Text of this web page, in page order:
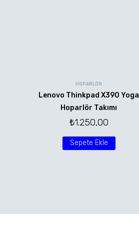
HOPARLÖR
Lenovo Thinkpad X390 Yoga
Hoparlör Takımı
₺1.250,00
Sepete Ekle